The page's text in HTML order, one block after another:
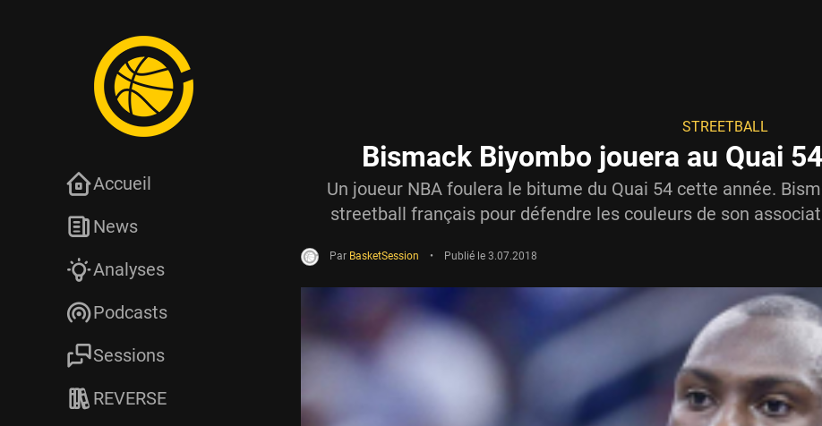
STREETBALL
Bismack Biyombo jouera au Quai
Un joueur NBA foulera le bitume du Quai 54 cette année.
streetball français pour défendre les couleurs de son
Par BasketSession • Publié le 3.07.2018
Accueil
News
Analyses
Podcasts
Sessions
REVERSE